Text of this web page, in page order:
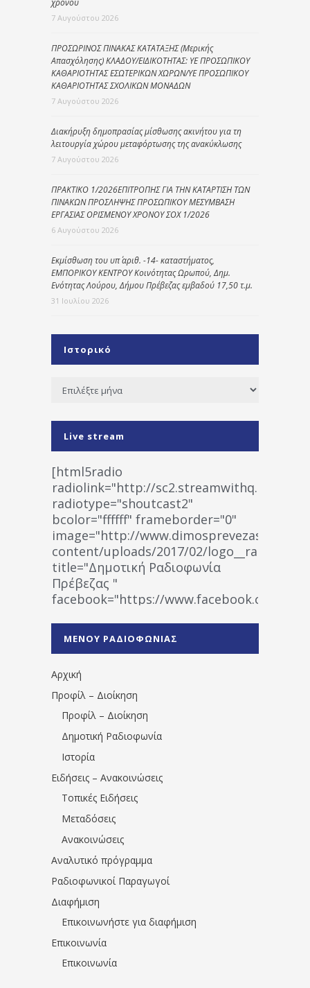
7 Αυγούστου 2026
ΠΡΟΣΩΡΙΝΟΣ ΠΙΝΑΚΑΣ ΚΑΤΑΤΑΞΗΣ (Μερικής
Απασχόλησης) ΚΛΑΔΟΥ/ΕΙΔΙΚΟΤΗΤΑΣ: ΥΕ ΠΡΟΣΩΠΙΚΟΥ
ΚΑΘΑΡΙΟΤΗΤΑΣ ΕΣΩΤΕΡΙΚΩΝ ΧΩΡΩΝ/ΥΕ ΠΡΟΣΩΠΙΚΟΥ
ΚΑΘΑΡΙΟΤΗΤΑΣ ΣΧΟΛΙΚΩΝ ΜΟΝΑΔΩΝ
7 Αυγούστου 2026
Διακήρυξη δημοπρασίας μίσθωσης ακινήτου για τη
λειτουργία χώρου μεταφόρτωσης της ανακύκλωσης
7 Αυγούστου 2026
ΠΡΑΚΤΙΚΟ 1/2026ΕΠΙΤΡΟΠΗΣ ΓΙΑ ΤΗΝ ΚΑΤΑΡΤΙΣΗ ΤΩΝ
ΠΙΝΑΚΩΝ ΠΡΟΣΛΗΨΗΣ ΠΡΟΣΩΠΙΚΟΥ ΜΕΣΥΜΒΑΣΗ
ΕΡΓΑΣΙΑΣ ΟΡΙΣΜΕΝΟΥ ΧΡΟΝΟΥ ΣΟΧ 1/2026
6 Αυγούστου 2026
Εκμίσθωση του υπ΄ αριθ. -14- καταστήματος,
ΕΜΠΟΡΙΚΟΥ ΚΕΝΤΡΟΥ Κοινότητας Ωρωπού, Δημ.
Ενότητας Λούρου, Δήμου Πρέβεζας εμβαδού 17,50 τ.μ.
31 Ιουλίου 2026
Ιστορικό
Ιστορικό
Live stream
[html5radio
radiolink="http://
radiotype="shoutcast2"
bcolor="ffffff" frameborder="0"
image="http://www.dimosprevezas.gr/wp-
content/uploads/2017/02/
title="Δημοτική Ραδιοφωνία
Πρέβεζας "
facebook="https://www.facebook.com/
1531194763766854/" artist="" ]
ΜΕΝΟΥ ΡΑΔΙΟΦΩΝΙΑΣ
Αρχική
Προφίλ – Διοίκηση
Προφίλ – Διοίκηση
Δημοτική Ραδιοφωνία
Ιστορία
Ειδήσεις – Ανακοινώσεις
Τοπικές Ειδήσεις
Μεταδόσεις
Ανακοινώσεις
Αναλυτικό πρόγραμμα
Ραδιοφωνικοί Παραγωγοί
Διαφήμιση
Επικοινωνήστε για διαφήμιση
Επικοινωνία
Επικοινωνία